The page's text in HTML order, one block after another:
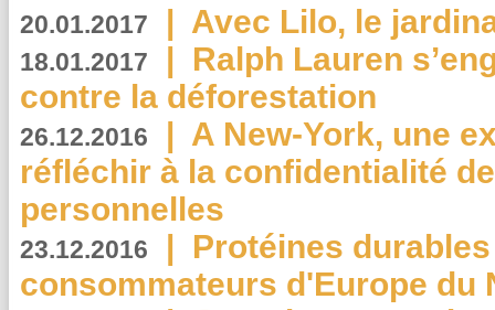
20.01.2017 | Avec Lilo, le
18.01.2017 | Ralph Lauren
contre la déforestation
26.12.2016 | A New-York, une
réfléchir à la confidentialité
personnelles
23.12.2016 | Protéines
consommateurs d'Europe du